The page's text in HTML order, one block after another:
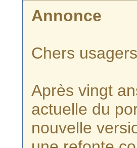
Annonce
Chers
Après vingt
actuelle du
nouvelle